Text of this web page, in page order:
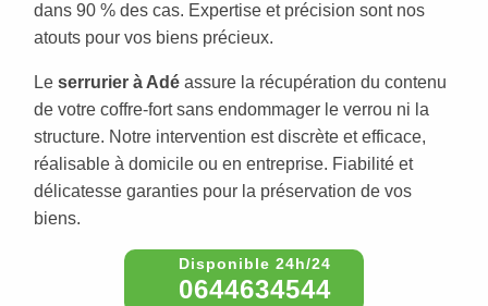
dans 90 % des cas. Expertise et précision sont nos
atouts pour vos biens précieux.
Le serrurier à Adé assure la récupération du contenu
de votre coffre-fort sans endommager le verrou ni la
structure. Notre intervention est discrète et efficace,
réalisable à domicile ou en entreprise. Fiabilité et
délicatesse garanties pour la préservation de vos
biens.
0644634544